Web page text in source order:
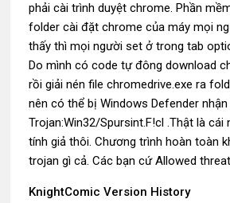
phải cài trình duyệt chrome. Phần
folder cài đặt chrome của máy mọi
thấy thì mọi người set ở trong tab
Do mình có code tự đông download
rồi giải nén file chromedrive.exe ra
nên có thể bị Windows Defender
Trojan:Win32/Spursint.F!cl .Thật là cái
tính giả thôi. Chương trình hoàn toàn
trojan gì cả. Các bạn cứ Allowed
KnightComic Version History